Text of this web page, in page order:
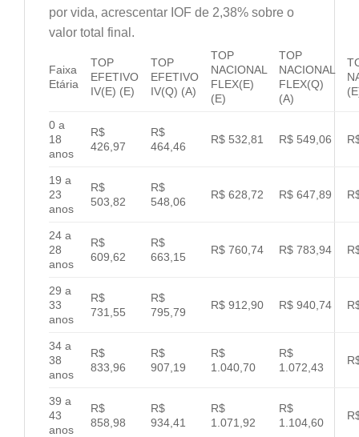
por vida, acrescentar IOF de 2,38% sobre o
valor total final.
Faixa
Etária
TOP
EFETIVO
IV(E) (E)
TOP
EFETIVO
IV(Q) (A)
TOP
NACIONAL
FLEX(E)
(E)
TOP
NACIONAL
FLEX(Q)
(A)
0 a
18
anos
R$
426,97
R$
464,46
R$ 532,81 R$ 549,06
19 a
23
anos
R$
503,82
R$
548,06
R$ 628,72 R$ 647,89
24 a
28
anos
R$
609,62
R$
663,15
R$ 760,74 R$ 783,94
29 a
33
anos
R$
731,55
R$
795,79
R$ 912,90 R$ 940,74
34 a
38
anos
R$
833,96
R$
907,19
R$
1.040,70
R$
1.072,43
39 a
43
anos
R$
858,98
R$
934,41
R$
1.071,92
R$
1.104,60